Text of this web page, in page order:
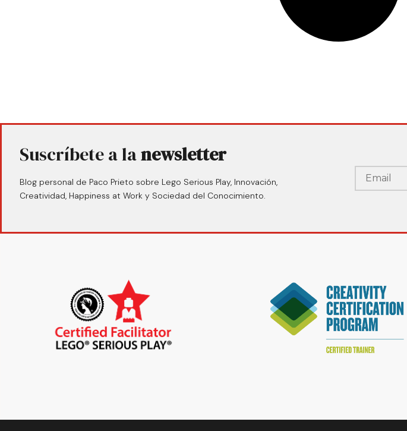
Suscríbete a lanewsletter
Blog personal de Paco Prieto sobre Lego Serious Play, Innovación,
Creatividad, Happiness at Work y Sociedad del Conocimiento.